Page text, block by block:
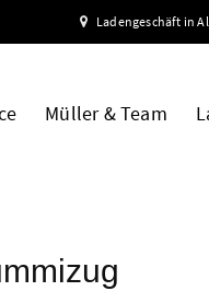
Ladengeschäft in
Müller & Team